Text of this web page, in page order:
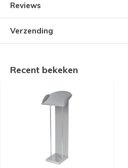
Reviews
Verzending
Recent bekeken